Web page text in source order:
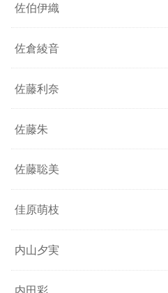
佐伯伊織
佐倉綾音
佐藤利奈
佐藤朱
佐藤聡美
佳原萌枝
内山夕実
内田彩